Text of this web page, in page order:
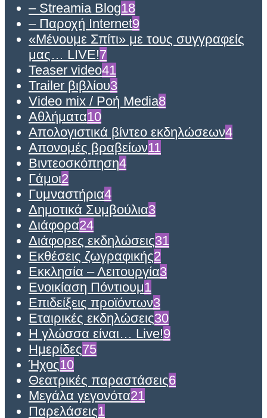
– Streamia Blog18
– Παροχή Internet9
«Μένουμε Σπίτι» με τους συγγραφείς
μας… LIVE!7
Teaser video41
Trailer βιβλίου3
Video mix / Ροή Media8
Αθλήματα10
Απολογιστικά βίντεο εκδηλώσεων4
Απονομές βραβείων11
Βιντεοσκόπηση4
Γάμοι2
Γυμναστήρια4
Δημοτικά Συμβούλια3
Διάφορα24
Διάφορες εκδηλώσεις31
Εκθέσεις ζωγραφικής2
Εκκλησία – Λειτουργία3
Ενοικίαση Πόντιουμ1
Επιδείξεις προϊόντων3
Εταιρικές εκδηλώσεις30
Η γλώσσα είναι… Live!9
Ημερίδες75
Ήχος10
Θεατρικές παραστάσεις6
Μεγάλα γεγονότα21
Παρελάσεις1